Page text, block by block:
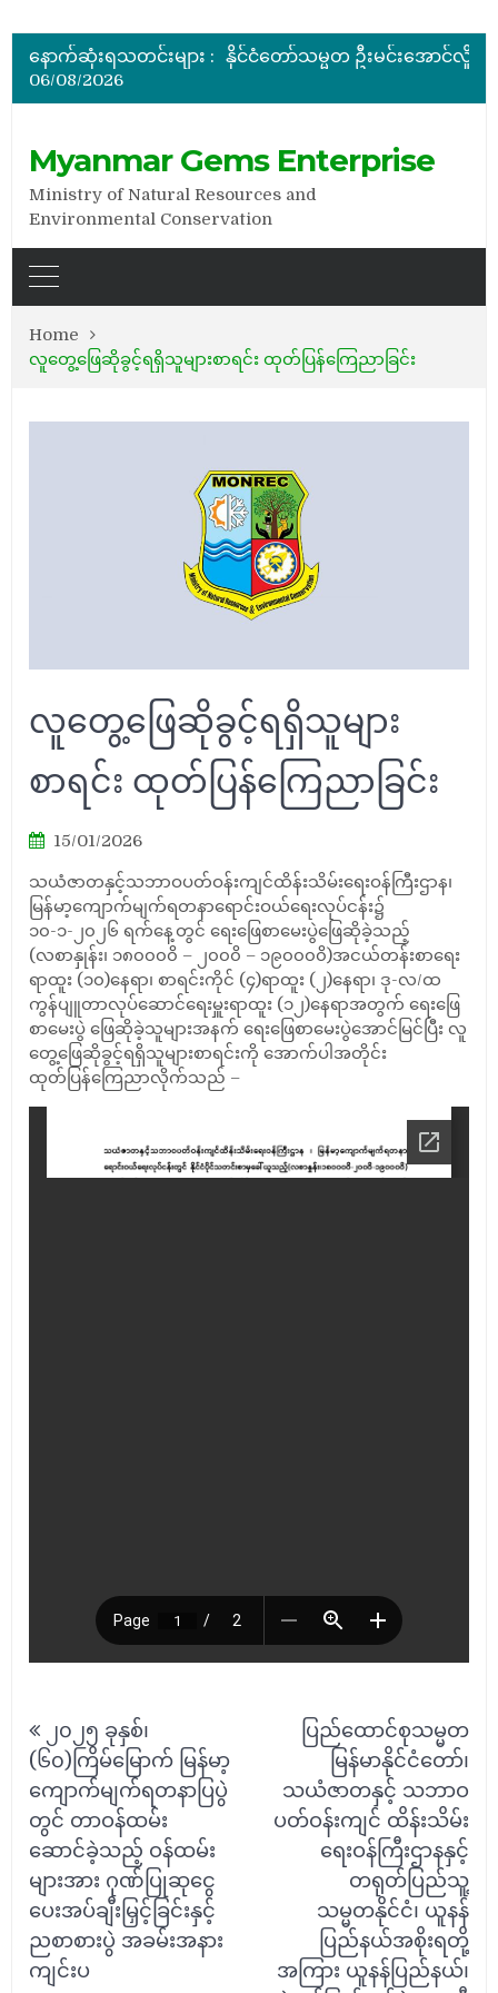
နောက်ဆုံးရသတင်းများ :
အိတ်ဖွင့်တင်ဒါခေါ်ယူခြင်း
06/08/2026
Myanmar Gems Enterprise
Ministry of Natural Resources and
Environmental Conservation
Home
လူတွေ့ဖြေဆိုခွင့်ရရှိသူများစာရင်း ထုတ်ပြန်ကြေညာခြင်း
လူတွေ့ဖြေဆိုခွင့်ရရှိသူများ
စာရင်း ထုတ်ပြန်ကြေညာခြင်း
15/01/2026
သယံဇာတနှင့်သဘာဝပတ်ဝန်းကျင်ထိန်းသိမ်းရေးဝန်ကြီးဌာန၊
မြန်မာ့ကျောက်မျက်ရတနာရောင်းဝယ်ရေးလုပ်ငန်း၌
၁၀-၁-၂၀၂၆ ရက်နေ့တွင် ရေးဖြေစာမေးပွဲဖြေဆိုခဲ့သည့်
(လစာနှုန်း၊ ၁၈၀၀၀၀ိ – ၂၀၀၀ိ – ၁၉၀၀၀၀ိ)အငယ်တန်းစာရေး
ရာထူး (၁၀)နေရာ၊ စာရင်းကိုင် (၄)ရာထူး (၂)နေရာ၊ ဒု-လ/ထ
ကွန်ပျူတာလုပ်ဆောင်ရေးမှူးရာထူး (၁၂)နေရာအတွက် ရေးဖြေ
စာမေးပွဲ ဖြေဆိုခဲ့သူများအနက် ရေးဖြေစာမေးပွဲအောင်မြင်ပြီး လူ
တွေ့ဖြေဆိုခွင့်ရရှိသူများစာရင်းကို အောက်ပါအတိုင်း
ထုတ်ပြန်ကြေညာလိုက်သည် –
navigation
၂၀၂၅ ခုနှစ်၊
(၆၀)ကြိမ်မြောက် မြန်မာ့
ကျောက်မျက်ရတနာပြပွဲ
တွင် တာဝန်ထမ်း
ဆောင်ခဲ့သည့် ဝန်ထမ်း
များအား ဂုဏ်ပြုဆုငွေ
ပေးအပ်ချီးမြှင့်ခြင်းနှင့်
ညစာစားပွဲ အခမ်းအနား
ကျင်းပ
ပြည်ထောင်စုသမ္မတ
မြန်မာနိုင်ငံတော်၊
သယံဇာတနှင့် သဘာဝ
ပတ်ဝန်းကျင် ထိန်းသိမ်း
ရေးဝန်ကြီးဌာနနှင့်
တရုတ်ပြည်သူ့
သမ္မတနိုင်ငံ၊ ယူနန်
ပြည်နယ်အစိုးရတို့
အကြား ယူနန်ပြည်နယ်၊